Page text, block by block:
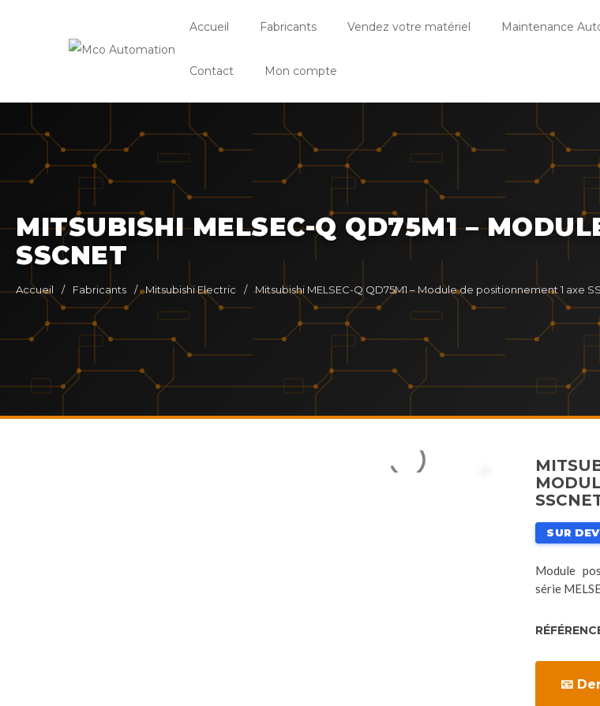
Accueil Fabricants Vendez votre matériel Maintenance
Contact Mon compte
MITSUBISHI MELSEC-Q QD75M1 –
SSCNET
Accueil / Fabricants / Mitsubishi Electric / Mitsubishi MELSEC-Q QD75M1 – Module de positionnement 1 axe
SUR
Module
série
📧